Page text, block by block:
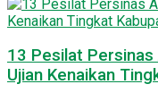
13 Pesilat Persinas
Ujian Kenaikan